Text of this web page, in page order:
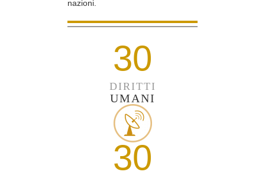
nazioni.
30
DIRITTI
UMANI
30